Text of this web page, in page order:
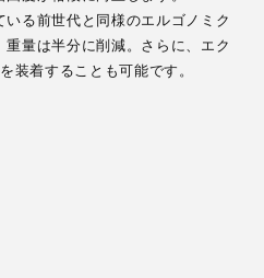
る前世代と同様のエルゴノミク
量は半分に削減。さらに、エク
装着することも可能です。